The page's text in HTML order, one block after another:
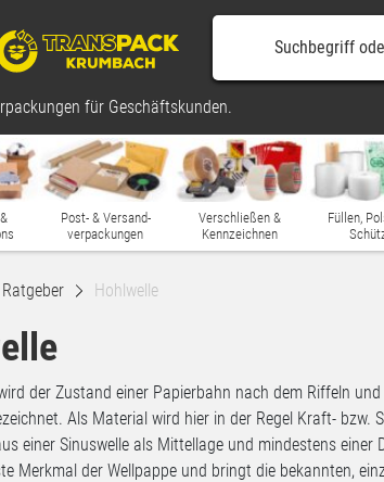
für Geschäftskunden.
Post- & Versand-
verpackungen
Verschließen &
Kennzeichnen
Füllen,
Ratgeber Hohlwelle
der Zustand einer Papierbahn nach dem Riffeln
Als Material wird hier in der Regel Kraft- bzw.
einer Sinuswelle als Mittellage und mindestens einer
Merkmal der Wellpappe und bringt die bekannten,